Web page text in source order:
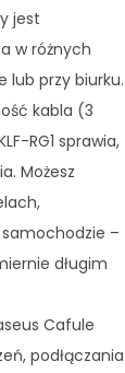
jest
w różnych
lub przy biurku.
kabla (3
RG1 sprawia,
Możesz
–
długim
Cafule
podłączania